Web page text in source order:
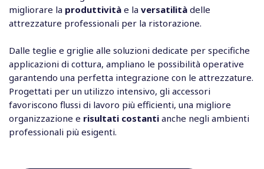
migliorare la produttività e la versatilità delle
attrezzature professionali per la ristorazione.
Dalle teglie e griglie alle soluzioni dedicate per specifiche
applicazioni di cottura, ampliano le possibilità operative
garantendo una perfetta integrazione con le attrezzature.
Progettati per un utilizzo intensivo, gli accessori
favoriscono flussi di lavoro più efficienti, una migliore
organizzazione e risultati costanti anche negli ambienti
professionali più esigenti.